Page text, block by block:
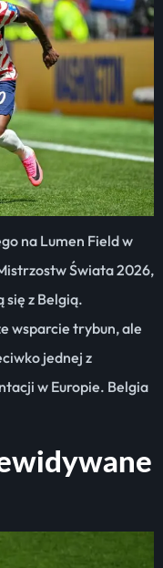
na Lumen Field w
Świata 2026,
się z Belgią.
wsparcie trybun, ale
jednej z
w Europie. Belgia